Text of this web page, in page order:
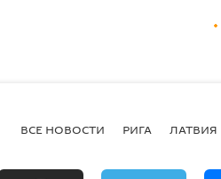
ВСЕ НОВОСТИ РИГА ЛАТВИЯ